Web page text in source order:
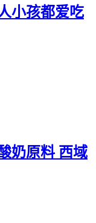
小孩都爱吃
奶原料 西域